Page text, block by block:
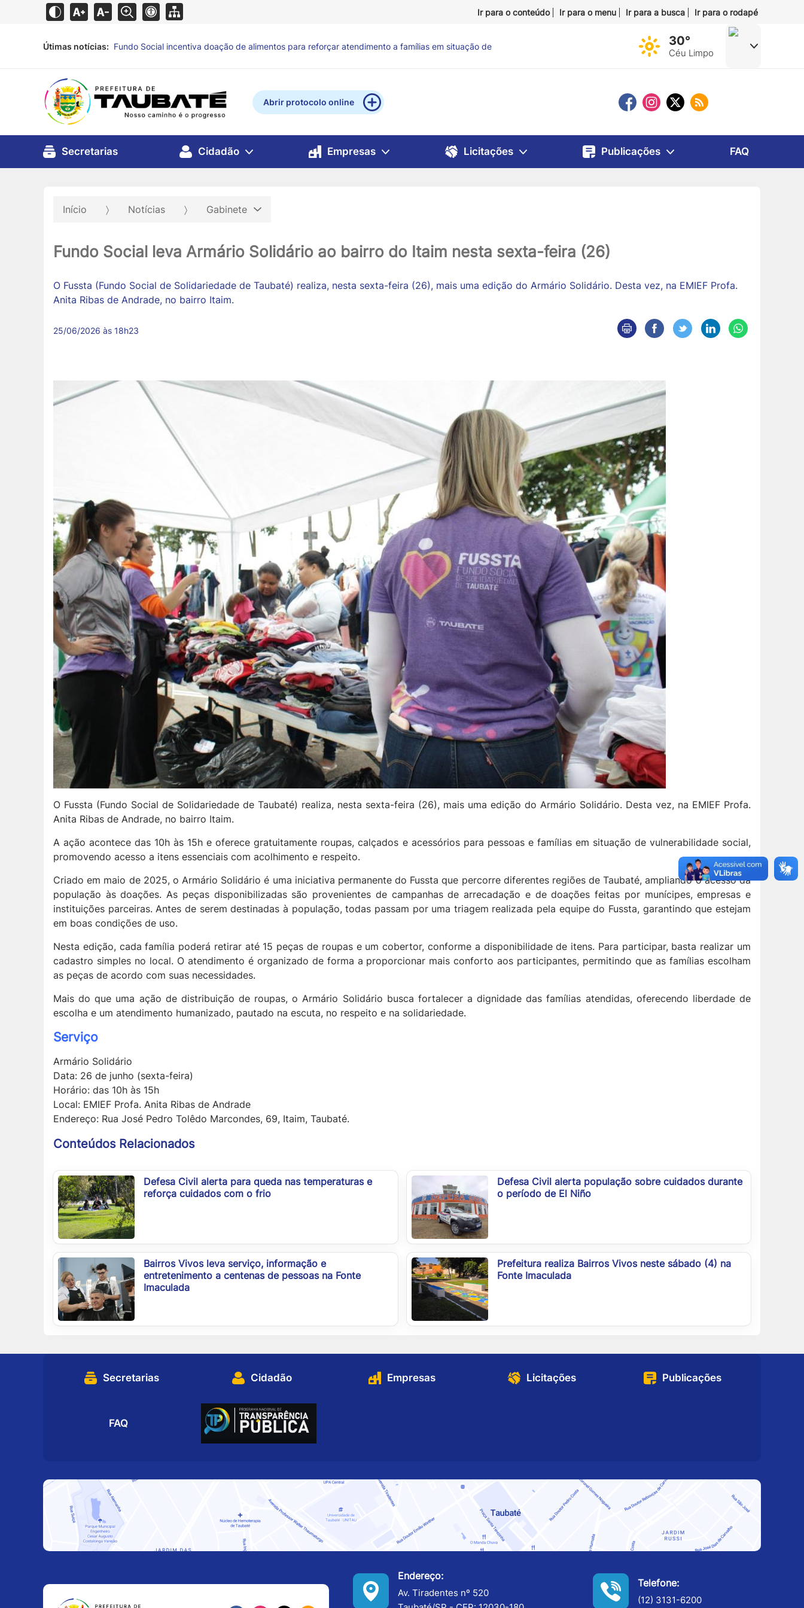
Ir para o conteúdo Ir para o menu Ir para a busca Ir para o rodapé
Útimas notícias: Fundo Social incentiva doação de alimentos para reforçar atendimento a famílias em situação de
30°
Céu Limpo
Abrir protocolo online
Secretarias Cidadão Empresas Licitações Publicações FAQ
Início Notícias Gabinete
Fundo Social leva Armário Solidário ao bairro do Itaim nesta sexta-feira (26)
O Fussta (Fundo Social de Solidariedade de Taubaté) realiza, nesta sexta-feira (26), mais uma edição do Armário Solidário. Desta vez, na EMIEF Profa.
Anita Ribas de Andrade, no bairro Itaim.
25/06/2026 às 18h23
O Fussta (Fundo Social de Solidariedade de Taubaté) realiza, nesta sexta-feira (26), mais uma edição do Armário Solidário. Desta vez, na EMIEF Profa.
Anita Ribas de Andrade, no bairro Itaim.
A ação acontece das 10h às 15h e oferece gratuitamente roupas, calçados e acessórios para pessoas e famílias em situação de vulnerabilidade social,
promovendo acesso a itens essenciais com acolhimento e respeito.
Criado em maio de 2025, o Armário Solidário é uma iniciativa permanente do Fussta que percorre diferentes regiões de Taubaté, ampliando o acesso da
população às doações. As peças disponibilizadas são provenientes de campanhas de arrecadação e de doações feitas por munícipes, empresas e
instituições parceiras. Antes de serem destinadas à população, todas passam por uma triagem realizada pela equipe do Fussta, garantindo que estejam
em boas condições de uso.
Nesta edição, cada família poderá retirar até 15 peças de roupas e um cobertor, conforme a disponibilidade de itens. Para participar, basta realizar um
cadastro simples no local. O atendimento é organizado de forma a proporcionar mais conforto aos participantes, permitindo que as famílias escolham
as peças de acordo com suas necessidades.
Mais do que uma ação de distribuição de roupas, o Armário Solidário busca fortalecer a dignidade das famílias atendidas, oferecendo liberdade de
escolha e um atendimento humanizado, pautado na escuta, no respeito e na solidariedade.
Serviço
Armário Solidário
Data: 26 de junho (sexta-feira)
Horário: das 10h às 15h
Local: EMIEF Profa. Anita Ribas de Andrade
Endereço: Rua José Pedro Tolêdo Marcondes, 69, Itaim, Taubaté.
Conteúdos Relacionados
Defesa Civil alerta para queda nas temperaturas e
reforça cuidados com o frio
Defesa Civil alerta população sobre cuidados durante
o período de El Niño
Bairros Vivos leva serviço, informação e
entretenimento a centenas de pessoas na Fonte
Imaculada
Prefeitura realiza Bairros Vivos neste sábado (4) na
Fonte Imaculada
Secretarias Cidadão Empresas Licitações Publicações
FAQ
Endereço:
Av. Tiradentes nº 520
Telefone:
(12) 3131-6200